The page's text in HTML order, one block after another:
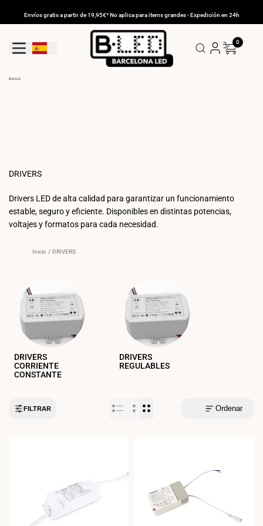
Envíos gratis a partir de 19,95€* No aplica para items grandes - Expedición en 24h
Geolocation Button: España
0
DRIVERS
Drivers LED de alta calidad para garantizar un funcionamiento
estable, seguro y eficiente. Disponibles en distintas potencias,
voltajes y formatos para cada necesidad.
Inicio / DRIVERS
DRIVERS
CORRIENTE
CONSTANTE
DRIVERS
REGULABLES
FILTRAR Ordenar